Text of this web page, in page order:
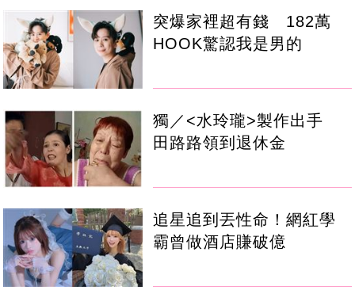
突爆家裡超有錢 182萬
HOOK驚認我是男的
獨／<水玲瓏>製作出手
田路路領到退休金
追星追到丟性命！網紅學
霸曾做酒店賺破億